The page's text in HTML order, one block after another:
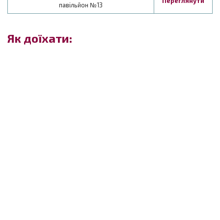
павільйон №13
Як доїхати: